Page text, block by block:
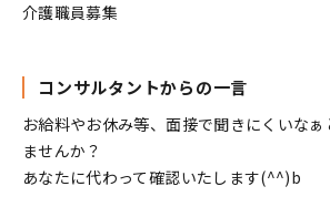
介護職員募集
コンサルタントからの一言
お給料やお休み等、面接で聞きにくいなぁ
ませんか？
あなたに代わって確認いたします(^^)b